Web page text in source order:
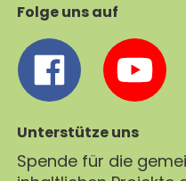
Folge uns auf
Unterstütze uns
Spende für die